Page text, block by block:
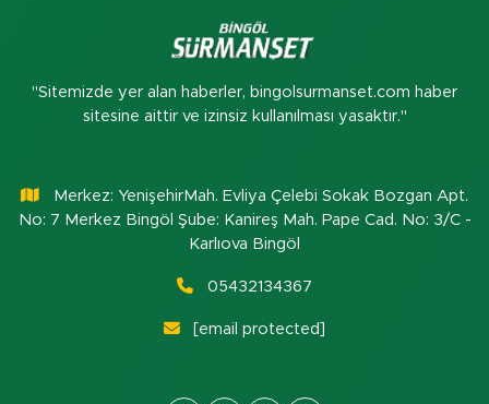
"Sitemizde yer alan haberler, bingolsurmanset.com haber
sitesine aittir ve izinsiz kullanılması yasaktır."
Merkez: YenişehirMah. Evliya Çelebi Sokak Bozgan Apt.
No: 7 Merkez Bingöl Şube: Kanireş Mah. Pape Cad. No: 3/C -
Karlıova Bingöl
05432134367
[email protected]